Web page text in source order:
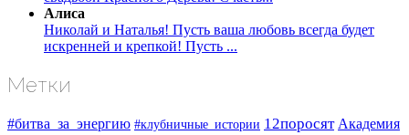
Алиса
Николай и Наталья! Пусть ваша любовь всегда будет
искренней и крепкой! Пусть ...
Метки
#битва_за_энергию #клубничные_истории 12поросят Академия